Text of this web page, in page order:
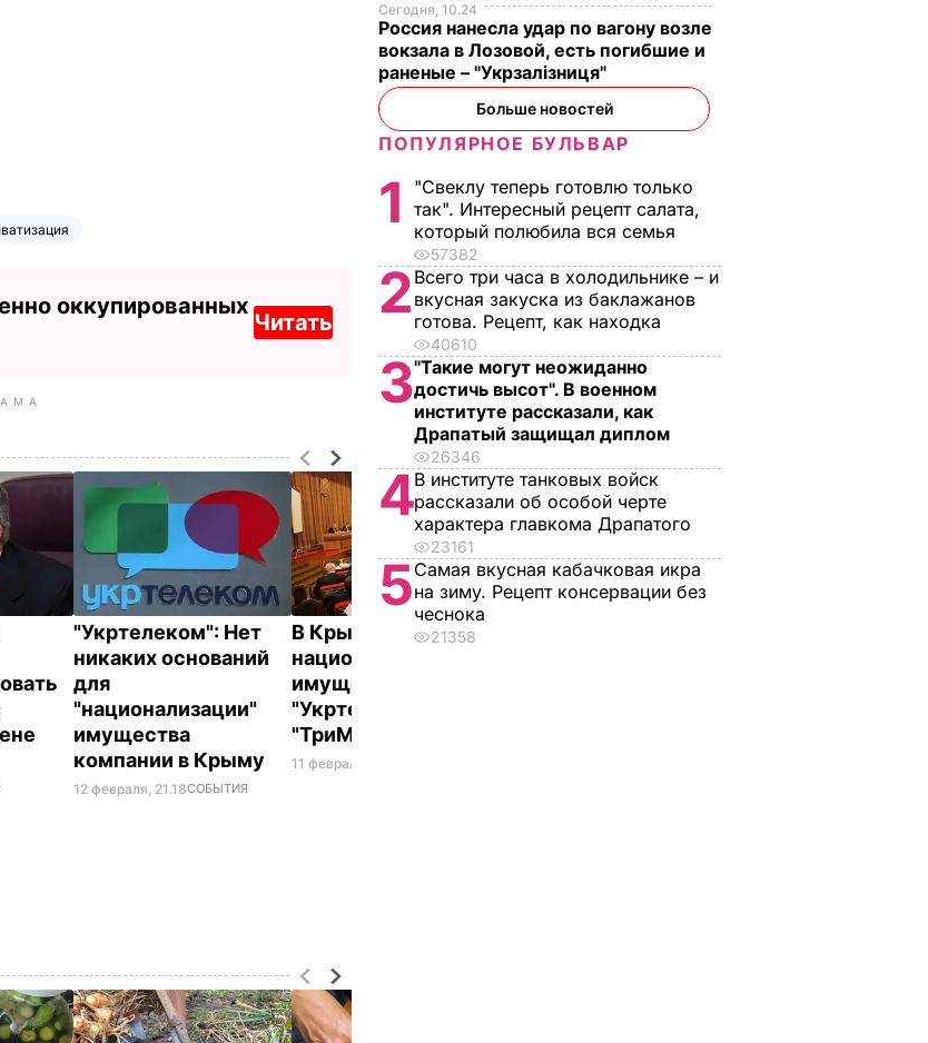
оккупированных
Читать
"Укртелеком": Нет
никаких оснований
для
"национализации"
имущества
компании в Крыму
12 февраля, 21.18СОБЫТИЯ
В Крыму
национализировали
имущество
"Укртелекома" и
"ТриМоб"
11 февраля, 12.09
Сегодня, 10.24
Россия нанесла удар по вагону возле
вокзала в Лозовой, есть погибшие и
раненые – "Укрзалізниця"
Больше новостей
ПОПУЛЯРНОЕ БУЛЬВАР
1
"Свеклу теперь готовлю только
так". Интересный рецепт салата,
который полюбила вся семья
57382
2 Всего три часа в холодильнике – и
вкусная закуска из баклажанов
готова. Рецепт, как находка
40610
3"Такие могут неожиданно
достичь высот". В военном
институте рассказали, как
Драпатый защищал диплом
26346
4В институте танковых войск
рассказали об особой черте
характера главкома Драпатого
23161
5Самая вкусная кабачковая икра
на зиму. Рецепт консервации без
чеснока
21358